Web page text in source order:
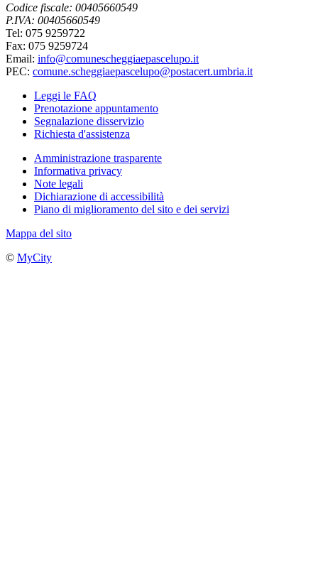
Codice fiscale: 00405660549
P.IVA: 00405660549
Tel: 075 9259722
Fax: 075 9259724
Email: info@comunescheggiaepascelupo.it
PEC: comune.scheggiaepascelupo@postacert.umbria.it
Leggi le FAQ
Prenotazione appuntamento
Segnalazione disservizio
Richiesta d'assistenza
Amministrazione trasparente
Informativa privacy
Note legali
Dichiarazione di accessibilità
Piano di miglioramento del sito e dei servizi
Mappa del sito
© MyCity